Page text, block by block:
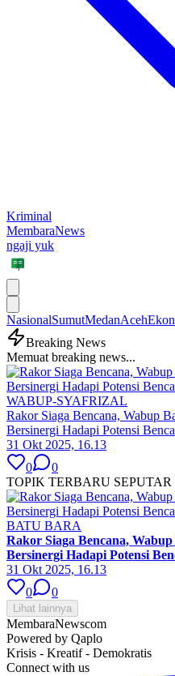
Kriminal
MembaraNews
ngaji yuk
NasionalSumutMedanAceh
Breaking News
Memuat breaking news...
WABUP-SYAFRIZAL
Rakor Siaga Bencana, Wabup
Bersinergi Hadapi Potensi
31 Okt 2025, 16.13
0
0
TOPIK TERBARU
BATU BARA
Rakor Siaga Bencana,
Bersinergi Hadapi Potensi
31 Okt 2025, 16.13
0
0
Lihat lainnya
MembaraNewscom
Powered by Qaplo
Krisis - Kreatif - Demokratis
Connect with us